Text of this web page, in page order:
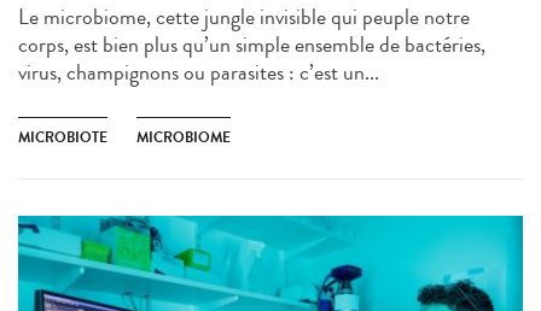
Le microbiome, cette jungle invisible qui peuple notre
corps, est bien plus qu’un simple ensemble de bactéries,
virus, champignons ou parasites : c’est un...
MICROBIOTE MICROBIOME